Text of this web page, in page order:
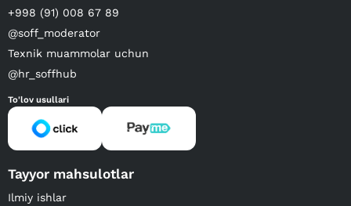
+998 (91) 008 67 89
@soff_moderator
Texnik muammolar uchun
@hr_soffhub
To'lov usullari
Tayyor mahsulotlar
Ilmiy ishlar